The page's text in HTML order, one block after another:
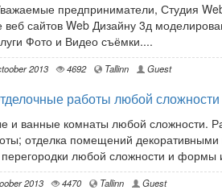
предприниматели, Студия
веб сайтов Web Дизайну 3д
Фото и Видео съёмки....
2013 4692 Tallinn Guest
работы любой сложности
и ванные комнаты любой сложности.
отделка помещений
любой сложности и формы
2013 4470 Tallinn Guest